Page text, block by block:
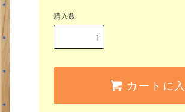
購入数
カートに